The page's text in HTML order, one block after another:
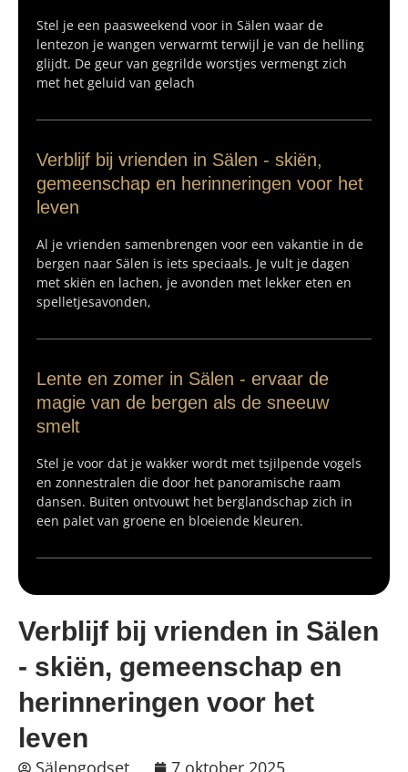
Verblijf bij vrienden in Sälen
- skiën, gemeenschap en
herinneringen voor het
leven
Sälengodset
7 oktober 2025
Stel je een paasweekend voor in Sälen waar de
lentezon je wangen verwarmt terwijl je van de helling
glijdt. De geur van gegrilde worstjes vermengt zich
met het geluid van gelach
Verblijf bij vrienden in Sälen - skiën,
gemeenschap en herinneringen voor het
leven
Al je vrienden samenbrengen voor een vakantie in de
bergen naar Sälen is iets speciaals. Je vult je dagen
met skiën en lachen, je avonden met lekker eten en
spelletjesavonden,
Lente en zomer in Sälen - ervaar de
magie van de bergen als de sneeuw
smelt
Stel je voor dat je wakker wordt met tsjilpende vogels
en zonnestralen die door het panoramische raam
dansen. Buiten ontvouwt het berglandschap zich in
een palet van groene en bloeiende kleuren.